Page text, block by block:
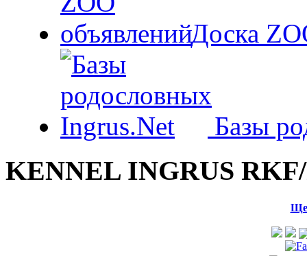
Доска
Базы
KENNEL INGRUS